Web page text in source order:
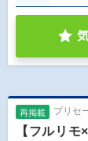
再掲載 プリセ
【フルリ